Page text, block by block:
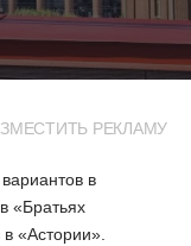
РЕКЛАМУ
в
«Братьях
«Астории».